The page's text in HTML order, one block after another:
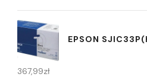
EPSON
367,99zł